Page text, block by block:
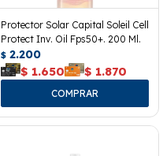
Protector Solar Capital Soleil Cell
Protect Inv. Oil Fps50+. 200 Ml.
$ 2.200
$ 1.650 $ 1.870